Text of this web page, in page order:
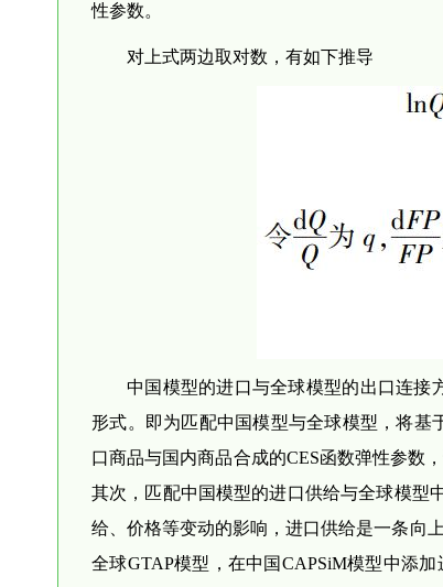
性参数。
对上式两边取对数，有如下推导
中国模型的进口与全球模型的出口连接
形式。即为匹配中国模型与全球模型，将基
口商品与国内商品合成的CES函数弹性参数
其次，匹配中国模型的进口供给与全球模型
给、价格等变动的影响，进口供给是一条向
全球GTAP模型，在中国CAPSiM模型中添